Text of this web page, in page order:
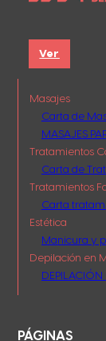
Ver
Masajes
Carta de
MASAJES
Tratamientos
Carta de
Tratamientos
Carta
Estética
Manicura y
Depilación en
PÁGINAS